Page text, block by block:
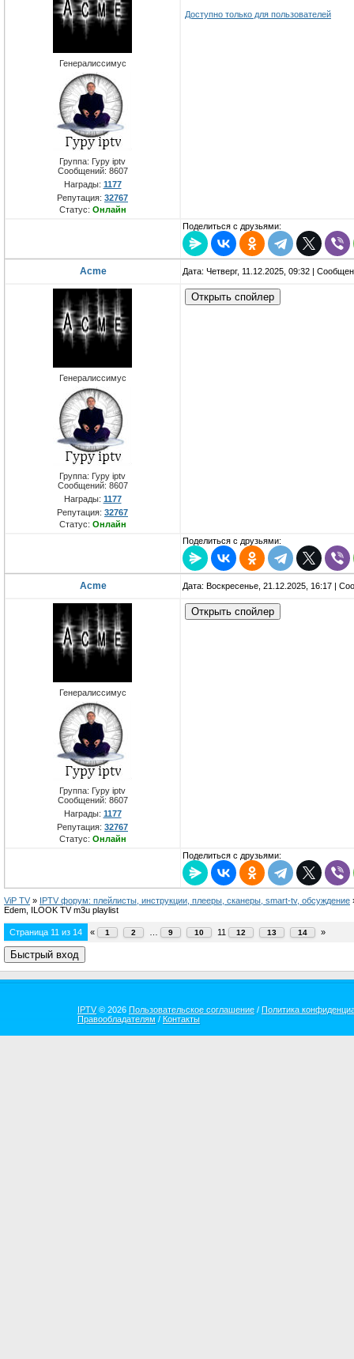
Генералиссимус
Группа: Гуру iptv
Сообщений: 8607
Награды: 1177
Репутация: 32767
Статус: Онлайн
Доступно только для пользователей
Поделиться с друзьями:
Acme Дата: Четверг, 11.12.2025, 09:32 |
Генералиссимус
Группа: Гуру iptv
Сообщений: 8607
Награды: 1177
Репутация: 32767
Статус: Онлайн
Поделиться с друзьями:
Acme Дата: Воскресенье, 21.12.2025, 16:17 |
Генералиссимус
Группа: Гуру iptv
Сообщений: 8607
Награды: 1177
Репутация: 32767
Статус: Онлайн
Поделиться с друзьями:
ViP TV » IPTV форум: плейлисты, инструкции, плееры, сканеры, smart-tv, обсуждение
Edem, ILOOK TV m3u playlist
Страница 11 из 14 « 1 2 9 10 11 12 13 14 »
IPTV© 2026 Пользовательское соглашение / Политика
Правообладателям / Контакты